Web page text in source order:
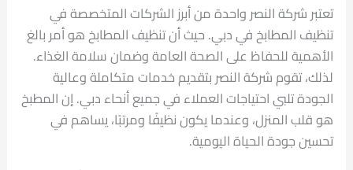
تعتبر شركة النصر واحدة من أبرز الشركات المتخصصة في
تنظيف المطابخ في دبي. حيث أن تنظيف المطابخ هو أمر بالغ
الأهمية للحفاظ على الصحة العامة وضمان سلامة الغذاء.
لذلك، تقوم شركة النصر بتقديم خدمات متكاملة وعالية
الجودة تلبي احتياجات العملاء في جميع أنحاء دبي. إن المطبخ
هو قلب المنزل، وعندما يكون نظيفًا ومرتبًا، يساهم في
تحسين جودة الحياة اليومية.